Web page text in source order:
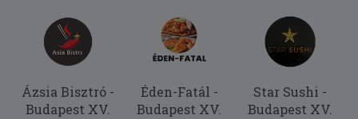
Ázsia Bisztró -
Budapest XV.
Éden-Fatál -
Budapest XV.
Star Sushi -
Budapest XV.